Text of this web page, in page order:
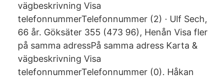
vägbeskrivning Visa
telefonnummerTelefonnummer (2) · Ulf Sech,
66 år. Göksäter 355 (473 96), Henån Visa fler
på samma adressPå samma adress Karta &
vägbeskrivning Visa
telefonnummerTelefonnummer (0). Håkan